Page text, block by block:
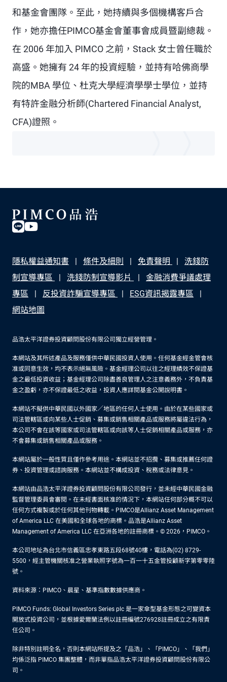
和基金會團隊。至此，她持續與多個機構客戶合
作，她亦擔任PIMCO基金會董事會成員暨副總裁。
在 2006 年加入 PIMCO 之前，Stack 女士曾任職於
高盛。她擁有 24 年的投資經驗，並持有哈佛商學
院的MBA 學位、杜克大學經濟學學士學位，並持
有特許金融分析師(Chartered Financial Analyst,
CFA)證照。
隱私權益通知書 條件及細則 免責聲明
洗錢防
制宣導專區
洗錢防制宣導影片
金融消費爭議處理
專區
反投資詐騙宣導專區
ESG資訊揭露專區
網站地圖
品浩太平洋證券投資顧問股份有限公司獨立經營管理。
本網站及其所述產品及服務僅供中華民國投資人使用。任何基金經金管會核
准或同意生效，均不表示絕無風險。基金經理公司以往之經理績效不保證基
金之最低投資收益；基金經理公司除盡善良管理人之注意義務外，不負責基
金之盈虧，亦不保證最低之收益，投資人應詳閱基金公開說明書。
本網站不擬供中華民國以外國家／地區的任何人士使用。由於在某些國家或
司法管轄區或向某些人士促銷、募集或銷售相關產品或服務將屬違法行為，
本公司不會在該等國家或司法管轄區或向該等人士促銷相關產品或服務，亦
不會募集或銷售相關產品或服務。
本網站屬於一般性質且僅作參考用途。本網站並不招攬、募集或推薦任何證
券、投資管理或諮詢服務。本網站並不構成投資、稅務或法律意見。
本網站由品浩太平洋證券投資顧問股份有限公司發行，並未經中華民國金融
監督管理委員會審閱。在未經書面核准的情況下，本網站任何部分概不可以
任何方式複製或於任何其他刊物轉載。PIMCO是Allianz Asset Management
of America LLC 在美國和全球各地的商標。品浩是Allianz Asset
Management of America LLC 在亞洲各地的註冊商標。© 2026，PIMCO。
本公司地址為台北市信義區忠孝東路五段68號40樓，電話為(02) 8729-
5500，經主管機關核准之營業執照字號為一百一十五金管投顧新字第零零陸
號。
資料來源：PIMCO、晨星、基準指數數據供應商。
PIMCO Funds: Global Investors Series plc 是一家傘型基金形態之可變資本
開放式投資公司，並根據愛爾蘭法例以註冊編號276928註冊成立之有限責
任公司。
除非特別註明全名，否則本網站所提及之「品浩」、「PIMCO」、「我們」
均係泛指 PIMCO 集團整體，而非單指品浩太平洋證券投資顧問股份有限公
司。